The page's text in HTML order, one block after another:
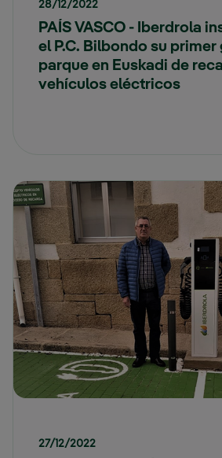
28/12/2022
PAÍS VASCO - Iberdrola
el P.C. Bilbondo su primer
parque en Euskadi de
vehículos eléctricos
27/12/2022